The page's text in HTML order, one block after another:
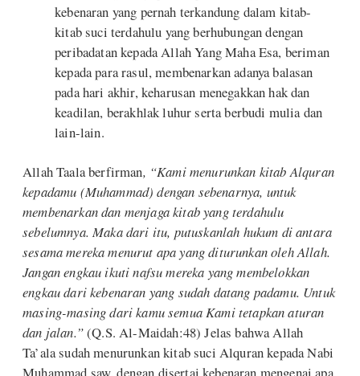
kebenaran yang pernah terkandung dalam kitab-
kitab suci terdahulu yang berhubungan dengan
peribadatan kepada Allah Yang Maha Esa, beriman
kepada para rasul, membenarkan adanya balasan
pada hari akhir, keharusan menegakkan hak dan
keadilan, berakhlak luhur serta berbudi mulia dan
lain-lain.
Allah Taala berfirman, “Kami menurunkan kitab Alquran
kepadamu (Muhammad) dengan sebenarnya, untuk
membenarkan dan menjaga kitab yang terdahulu
sebelumnya. Maka dari itu, putuskanlah hukum di antara
sesama mereka menurut apa yang diturunkan oleh Allah.
Jangan engkau ikuti nafsu mereka yang membelokkan
engkau dari kebenaran yang sudah datang padamu. Untuk
masing-masing dari kamu semua Kami tetapkan aturan
dan jalan.”(Q.S. Al-Maidah:48) Jelas bahwa Allah
Ta’ala sudah menurunkan kitab suci Alquran kepada Nabi
Muhammad saw. dengan disertai kebenaran mengenai apa